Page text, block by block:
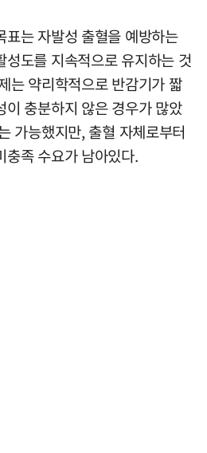
표는 자발성 출혈을 예방하는
도를 지속적으로 유지하는 것
는 약리학적으로 반감기가 짧
이 충분하지 않은 경우가 많았
가능했지만, 출혈 자체로부터
충족 수요가 남아있다.